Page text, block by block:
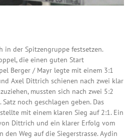
in der Spitzengruppe festsetzen.
die einen guten Start
Berger / Mayr legte mit einem 3:1
Axel Dittrich schienen nach zwei klar
mussten sich nach zwei 5:2
noch geschlagen geben. Das
mit einem klaren Sieg auf 2:1. Ein
Dittrich und ein klarer Erfolg vom
den Weg auf die Siegerstrasse. Aydin